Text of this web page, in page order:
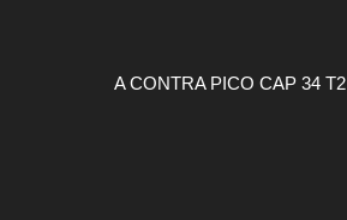
A CONTRA PICO CAP 34 T2